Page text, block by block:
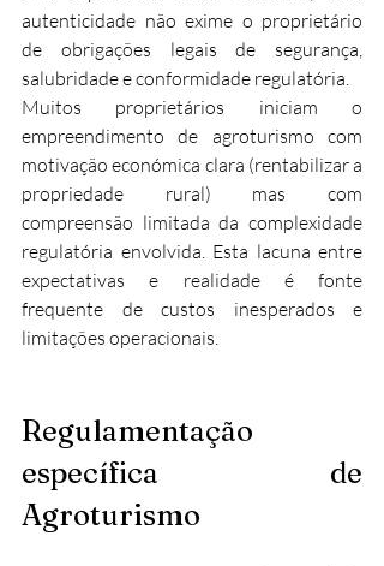
autenticidade não exime o proprietário
de obrigações legais de segurança,
salubridade e conformidade regulatória.
Muitos proprietários iniciam o
empreendimento de agroturismo com
motivação económica clara (rentabilizar a
propriedade rural) mas com
compreensão limitada da complexidade
regulatória envolvida. Esta lacuna entre
expectativas e realidade é fonte
frequente de custos inesperados e
limitações operacionais.
Regulamentação
específica de
Agroturismo